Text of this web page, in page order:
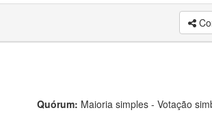
Quórum: Maioria simples - Votação